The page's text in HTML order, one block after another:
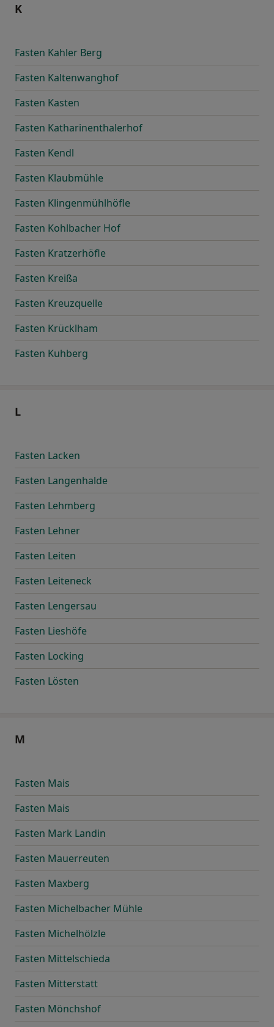
K
Fasten Kahler Berg
Fasten Kaltenwanghof
Fasten Kasten
Fasten Katharinenthalerhof
Fasten Kendl
Fasten Klaubmühle
Fasten Klingenmühlhöfle
Fasten Kohlbacher Hof
Fasten Kratzerhöfle
Fasten Kreißa
Fasten Kreuzquelle
Fasten Krücklham
Fasten Kuhberg
L
Fasten Lacken
Fasten Langenhalde
Fasten Lehmberg
Fasten Lehner
Fasten Leiten
Fasten Leiteneck
Fasten Lengersau
Fasten Lieshöfe
Fasten Locking
Fasten Lösten
M
Fasten Mais
Fasten Mais
Fasten Mark Landin
Fasten Mauerreuten
Fasten Maxberg
Fasten Michelbacher Mühle
Fasten Michelhölzle
Fasten Mittelschieda
Fasten Mitterstatt
Fasten Mönchshof